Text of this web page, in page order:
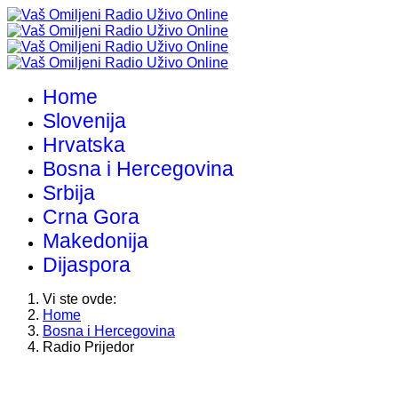
Home
Slovenija
Hrvatska
Bosna i Hercegovina
Srbija
Crna Gora
Makedonija
Dijaspora
Vi ste ovde:
Home
Bosna i Hercegovina
Radio Prijedor